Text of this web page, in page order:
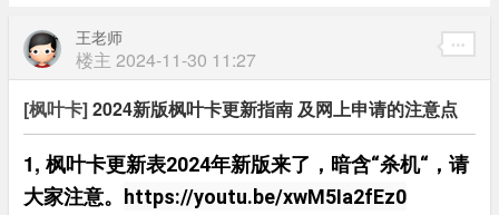
王老师
楼主 2024-11-30 11:27
[枫叶卡]2024新版枫叶卡更新指南 及网上申请的注意点
1, 枫叶卡更新表2024年新版来了，暗含“杀机“，请
大家注意。
https://youtu.be/xwM5Ia2fEz0